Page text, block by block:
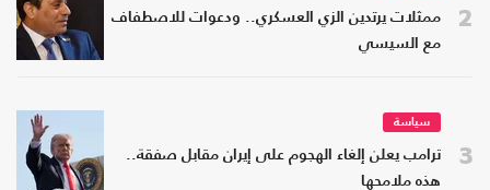
2
ممثلات يرتدين الزي العسكري.. ودعوات للاصطفاف
مع السيسي
3
سياسة
ترامب يعلن إلغاء الهجوم على إيران مقابل صفقة..
هذه ملامحها